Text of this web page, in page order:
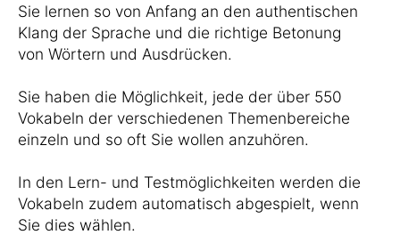
Sie lernen so von Anfang an den authentischen
Klang der Sprache und die richtige Betonung
von Wörtern und Ausdrücken.
Sie haben die Möglichkeit, jede der über 550
Vokabeln der verschiedenen Themenbereiche
einzeln und so oft Sie wollen anzuhören.
In den Lern- und Testmöglichkeiten werden die
Vokabeln zudem automatisch abgespielt, wenn
Sie dies wählen.